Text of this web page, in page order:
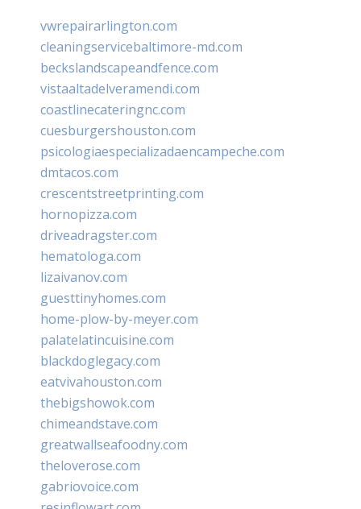
vwrepairarlington.com
cleaningservicebaltimore-md.com
beckslandscapeandfence.com
vistaaltadelveramendi.com
coastlinecateringnc.com
cuesburgershouston.com
psicologiaespecializadaencampeche.com
dmtacos.com
crescentstreetprinting.com
hornopizza.com
driveadragster.com
hematologa.com
lizaivanov.com
guesttinyhomes.com
home-plow-by-meyer.com
palatelatincuisine.com
blackdoglegacy.com
eatvivahouston.com
thebigshowok.com
chimeandstave.com
greatwallseafoodny.com
theloverose.com
gabriovoice.com